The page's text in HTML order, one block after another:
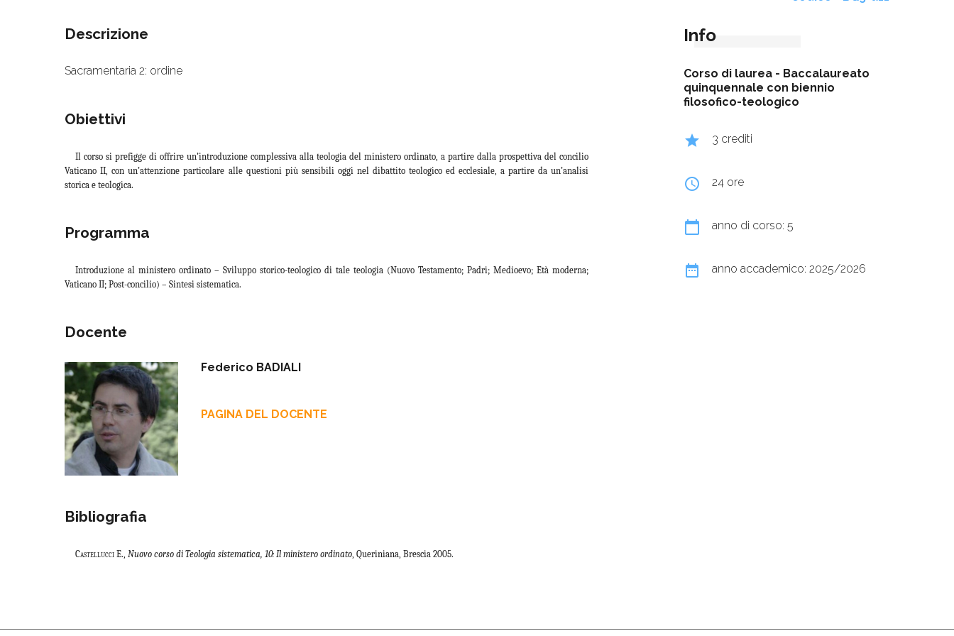
Descrizione
Sacramentaria 2: ordine
Obiettivi
Il corso si prefigge di offrire un’introduzione complessiva alla teologia del ministero ordinato, a partire dalla prospettiva del concilio
Vaticano II, con un’attenzione particolare alle questioni più sensibili oggi nel dibattito teologico ed ecclesiale, a partire da un’analisi
storica e teologica.
Programma
Introduzione al ministero ordinato – Sviluppo storico-teologico di tale teologia (Nuovo Testamento; Padri; Medioevo; Età moderna;
Vaticano II; Post-concilio) – Sintesi sistematica.
Docente
Federico BADIALI
PAGINA DEL DOCENTE
Bibliografia
Castellucci E.,Nuovo corso di Teologia sistematica, 10: Il ministero ordinato, Queriniana, Brescia 2005.
Info
Corso di laurea - Baccalaureato
quinquennale con biennio
filosofico-teologico
grade 3 crediti
query_builder 24 ore
calendar_today anno di corso: 5
date_range anno accademico: 2025/2026